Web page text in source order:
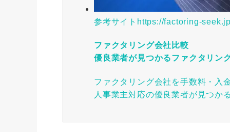
参考サイト https://factoring-
ファクタリング会社比較
優良業者が見つかるファクタリン
ファクタリング会社を手数料・入
人事業主対応の優良業者が見つか